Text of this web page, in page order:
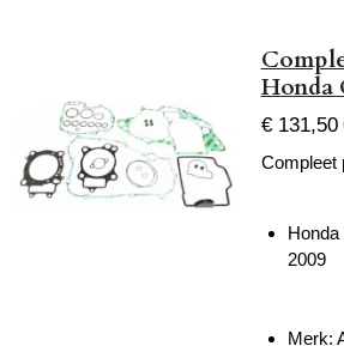
Honda
€ 131,50
Compleet
2009
Merk: